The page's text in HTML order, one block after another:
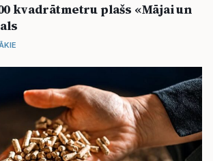
kvadrātmetru plašs «Mājai un